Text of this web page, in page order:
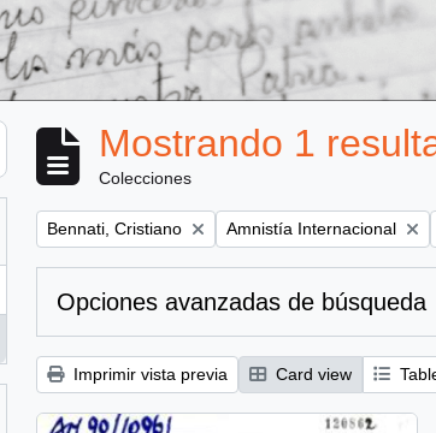
Mostrando 1
Colecciones
Remove filter:
Bennati, Cristiano Remove filter:
Amnistía Internacional
Opciones avanzadas de búsqueda
Imprimir vista previa Card view